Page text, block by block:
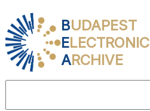
BUDAPEST
ELECTRONIC
ARCHIVE